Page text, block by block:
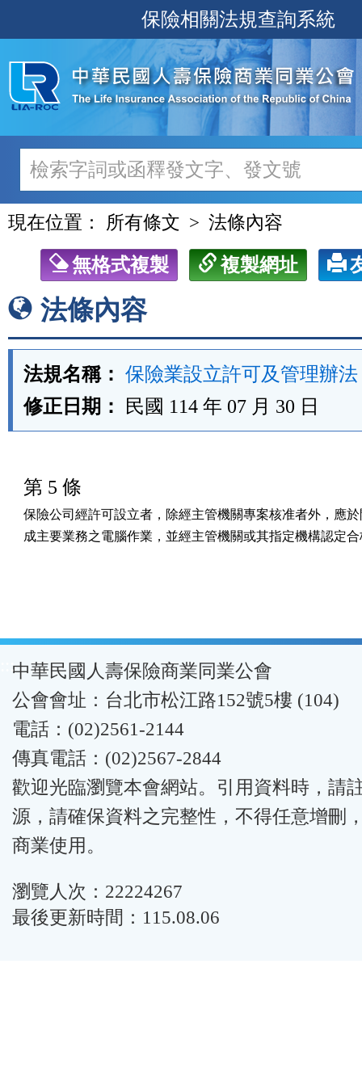
至
主
內
容
保險相關法規查詢系統
現在位置： 所有條文 法條內容
無格式複製 複製網址
法條內容
法規名稱： 保險業設立許可及管理辦法
修正日期：
民國 114 年 07 月 30 日
第 5 條
保險公司經許可設立者，除經主管機關專案核准者外，應
成主要業務之電腦作業，並經主管機關或其指定機構認定
:::中華民國人壽保險商業同業公會
公會會址：台北市松江路152號5樓 (104)
電話：(02)2561-2144
傳真電話：(02)2567-2844
歡迎光臨瀏覽本會網站。引用資料時，請
源，請確保資料之完整性，不得任意增刪
商業使用。
瀏覽人次：22224267
最後更新時間：115.08.06